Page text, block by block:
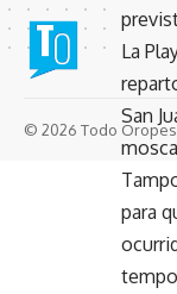
La
San
para
© 2026 Todo